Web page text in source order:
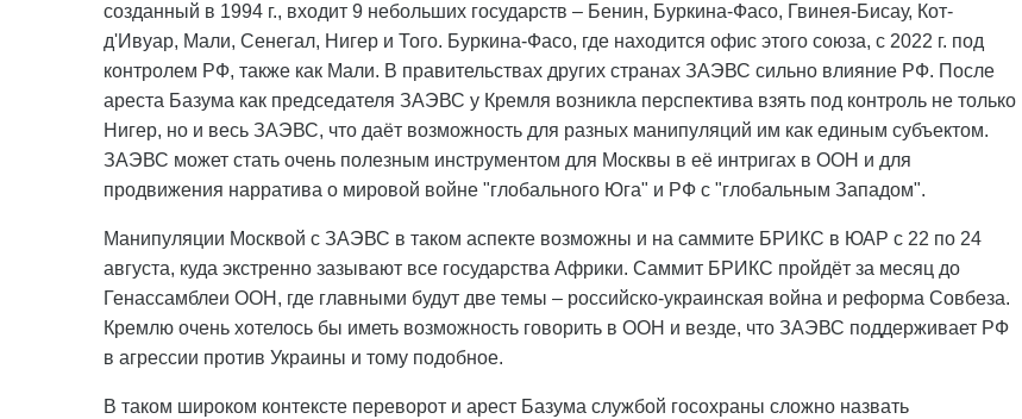
созданный в 1994 г., входит 9 небольших государств – Бенин, Буркина-Фасо, Гвинея-Бисау, Кот-
д'Ивуар, Мали, Сенегал, Нигер и Того. Буркина-Фасо, где находится офис этого союза, с 2022 г. под
контролем РФ, также как Мали. В правительствах других странах ЗАЭВС сильно влияние РФ. После
ареста Базума как председателя ЗАЭВС у Кремля возникла перспектива взять под контроль не только
Нигер, но и весь ЗАЭВС, что даёт возможность для разных манипуляций им как единым субъектом.
ЗАЭВС может стать очень полезным инструментом для Москвы в её интригах в ООН и для
продвижения нарратива о мировой войне "глобального Юга" и РФ с "глобальным Западом".
Манипуляции Москвой с ЗАЭВС в таком аспекте возможны и на саммите БРИКС в ЮАР с 22 по 24
августа, куда экстренно зазывают все государства Африки. Саммит БРИКС пройдёт за месяц до
Генассамблеи ООН, где главными будут две темы – российско-украинская война и реформа Совбеза.
Кремлю очень хотелось бы иметь возможность говорить в ООН и везде, что ЗАЭВС поддерживает РФ
в агрессии против Украины и тому подобное.
В таком широком контексте переворот и арест Базума службой госохраны сложно назвать